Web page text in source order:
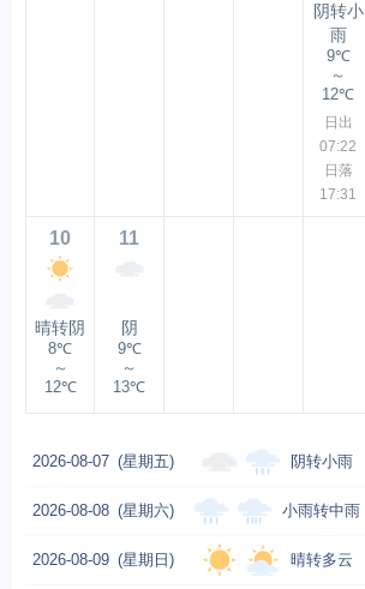
阴转小
雨
9℃
～
12℃
日出
07:22
日落
17:31
10
晴转阴
8℃
～
12℃
11
阴
9℃
～
13℃
2026-08-07 (星期五) 阴转小雨
2026-08-08 (星期六) 小雨转中雨
2026-08-09 (星期日) 晴转多云